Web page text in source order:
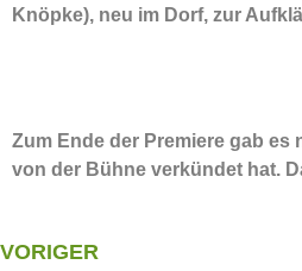
Knöpke), neu im Dorf, zur
Zum Ende der Premiere gab es
von der Bühne verkündet hat.
VORIGER